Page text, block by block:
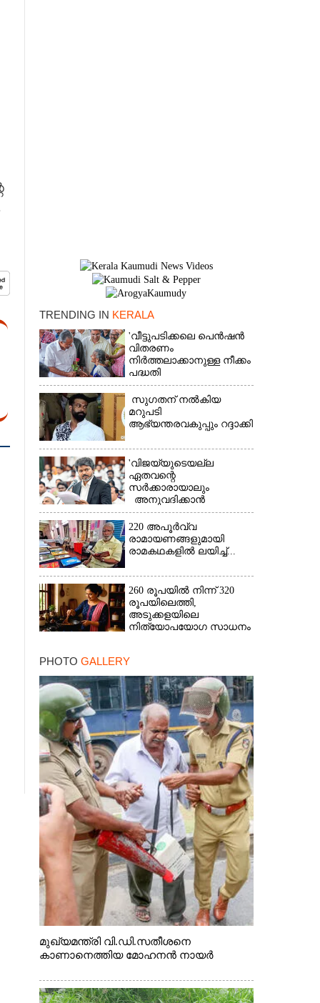
TRENDING IN KERALA
'വീട്ടുപടിക്കലെ പെൻഷൻ
വിതരണം
നിർത്തലാക്കാനുള്ള നീക്കം
പദ്ധതി
അവസാനിപ്പിക്കാനുള്ള
യുഡിഎഫ് അജണ്ടയുടെ
ആദ്യപടി'
സുഗതന് നൽകിയ
മറുപടി
ആഭ്യന്തരവകുപ്പും റദ്ദാക്കി
'വിജയ്‌യുടെയല്ല
ഏതവന്റെ
സർക്കാരായാലും
അനുവദിക്കാൻ
കഴിയില്ല;
മുല്ലപ്പെരിയാറിന്റെ
വെള്ളം കൂട്ടുന്നത്
മനസിൽ വച്ചാൽമതി'
220 അപൂർവ്വ
രാമായണങ്ങളുമായി
രാമകഥകളിൽ ലയിച്ച്...
260 രൂപയിൽ നിന്ന് 320
രൂപയിലെത്തി,
അടുക്കളയിലെ
നിത്യോപയോഗ സാധനം
PHOTO GALLERY
മുഖ്യമന്ത്രി വി.ഡി.സതീശനെ
കാണാനെത്തിയ മോഹനൻ നായർ
×